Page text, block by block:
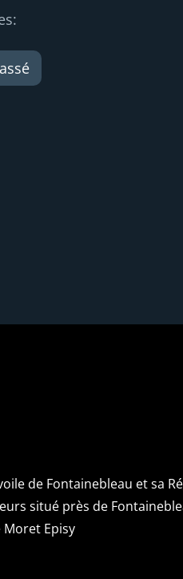
de Fontainebleau et sa
situé près de
Moret Episy